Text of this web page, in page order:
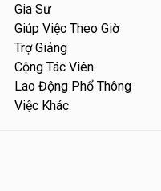
Gia Sư
Giúp Việc Theo Giờ
Trợ Giảng
Cộng Tác Viên
Lao Động Phổ Thông
Việc Khác